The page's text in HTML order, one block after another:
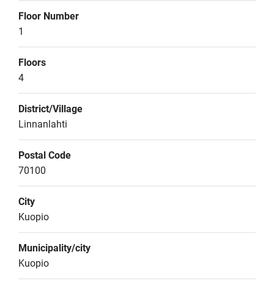
Floor Number
1
Floors
4
District/Village
Linnanlahti
Postal Code
70100
City
Kuopio
Municipality/city
Kuopio